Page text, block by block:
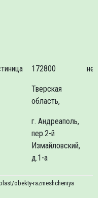
172800
Тверская
область,
г. Андреаполь,
пер.2-й
Измайловский,
д.1-а
нет
obekty-razmeshcheniya